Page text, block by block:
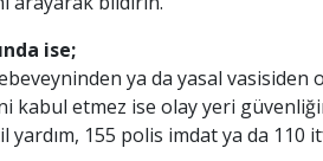
ise;
ya da yasal vasisiden
kabul etmez ise olay yeri
yardım, 155 polis imdat ya da